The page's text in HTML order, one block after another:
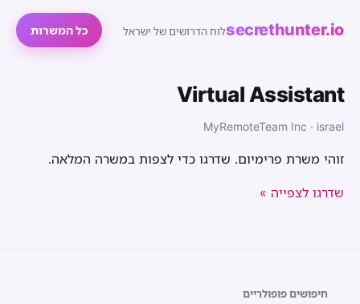
secrethunter.ioלוח הדרושים של ישראל כל המשרות
Virtual Assistant
MyRemoteTeam Inc · israel
זוהי משרת פרימיום. שדרגו כדי לצפות במשרה המלאה.
שדרגו לצפייה »
חיפושים פופולריים